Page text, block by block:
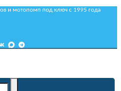
и мотопомп под ключ с 1995 года